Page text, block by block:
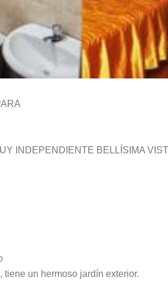
INDEPENDIENTE BELLÍSIMA
un hermoso jardín exterior.